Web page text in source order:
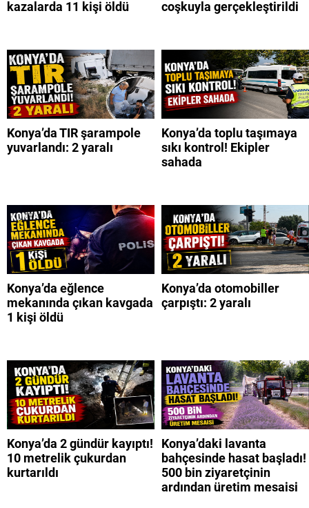
kazalarda 11 kişi öldü
coşkuyla gerçekleştirildi
Konya’da TIR şarampole
yuvarlandı: 2 yaralı
Konya’da toplu taşımaya
sıkı kontrol! Ekipler
sahada
Konya’da eğlence
mekanında çıkan kavgada
1 kişi öldü
Konya’da otomobiller
çarpıştı: 2 yaralı
Konya’da 2 gündür kayıptı!
10 metrelik çukurdan
kurtarıldı
Konya’daki lavanta
bahçesinde hasat başladı!
500 bin ziyaretçinin
ardından üretim mesaisi